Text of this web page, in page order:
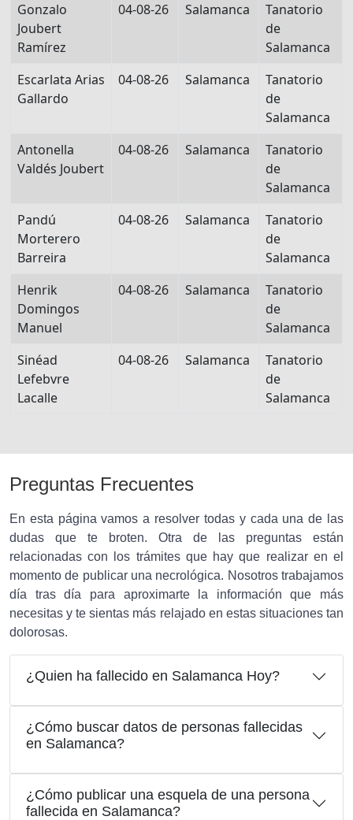
Gonzalo
Joubert
Ramírez
04-08-26 Salamanca
Tanatorio
de
Salamanca
Escarlata Arias
Gallardo
04-08-26 Salamanca
Tanatorio
de
Salamanca
Antonella
Valdés Joubert
04-08-26 Salamanca
Tanatorio
de
Salamanca
Pandú
Morterero
Barreira
04-08-26 Salamanca
Tanatorio
de
Salamanca
Henrik
Domingos
Manuel
04-08-26 Salamanca
Tanatorio
de
Salamanca
Sinéad
Lefebvre
Lacalle
04-08-26 Salamanca
Tanatorio
de
Salamanca
Preguntas Frecuentes
En esta página vamos a resolver todas y cada una de las
dudas que te broten. Otra de las preguntas están
relacionadas con los trámites que hay que realizar en el
momento de publicar una necrológica. Nosotros trabajamos
día tras día para aproximarte la información que más
necesitas y te sientas más relajado en estas situaciones tan
dolorosas.
¿Quien ha fallecido en Salamanca Hoy?
¿Cómo buscar datos de personas fallecidas
en Salamanca?
¿Cómo publicar una esquela de una persona
fallecida en Salamanca?